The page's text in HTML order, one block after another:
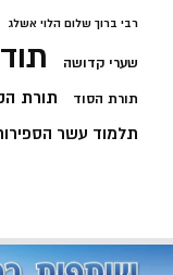
רבי ברוך שלום הלוי אשלג
שערי קדושה
תורת הסוד תורת
תלמוד עשר